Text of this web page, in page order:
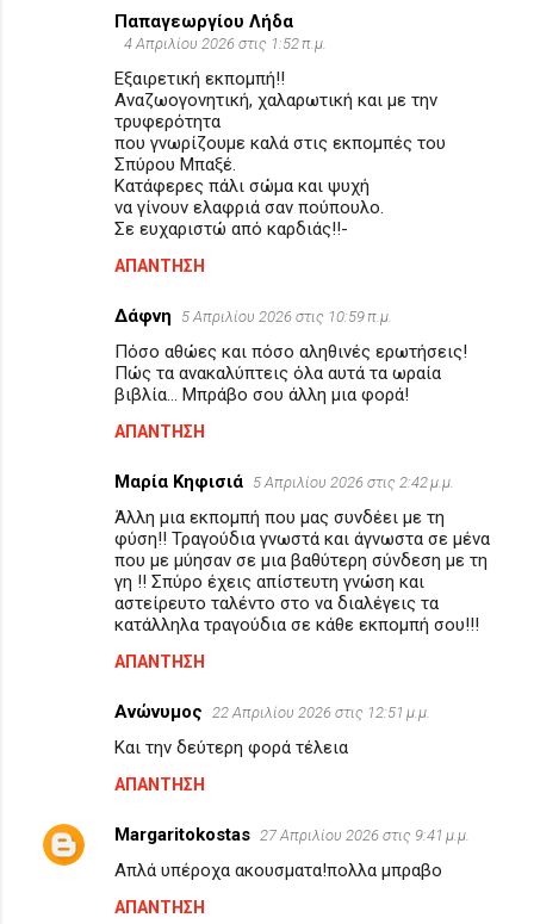
Παπαγεωργίου Λήδα
4 Απριλίου 2026 στις 1:52 π.μ.
Εξαιρετική εκπομπή!!
Αναζωογονητική, χαλαρωτική και με την
τρυφερότητα
που γνωρίζουμε καλά στις εκπομπές του
Σπύρου Μπαξέ.
Κατάφερες πάλι σώμα και ψυχή
να γίνουν ελαφριά σαν πούπουλο.
Σε ευχαριστώ από καρδιάς!!-
ΑΠΆΝΤΗΣΗ
Δάφνη 5 Απριλίου 2026 στις 10:59 π.μ.
Πόσο αθώες και πόσο αληθινές ερωτήσεις!
Πώς τα ανακαλύπτεις όλα αυτά τα ωραία
βιβλία... Μπράβο σου άλλη μια φορά!
ΑΠΆΝΤΗΣΗ
Μαρία Κηφισιά 5 Απριλίου 2026 στις 2:42 μ.μ.
Άλλη μια εκπομπή που μας συνδέει με τη
φύση!! Τραγούδια γνωστά και άγνωστα σε μένα
που με μύησαν σε μια βαθύτερη σύνδεση με τη
γη !! Σπύρο έχεις απίστευτη γνώση και
αστείρευτο ταλέντο στο να διαλέγεις τα
κατάλληλα τραγούδια σε κάθε εκπομπή σου!!!
ΑΠΆΝΤΗΣΗ
Ανώνυμος 22 Απριλίου 2026 στις 12:51 μ.μ.
Και την δεύτερη φορά τέλεια
ΑΠΆΝΤΗΣΗ
Margaritokostas 27 Απριλίου 2026 στις 9:41 μ.μ.
Απλά υπέροχα ακουσματα!πολλα μπραβο
ΑΠΆΝΤΗΣΗ